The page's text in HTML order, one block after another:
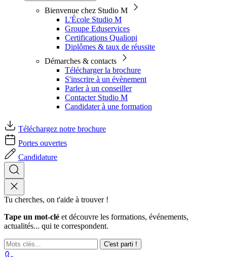
Bienvenue chez Studio M
L'École Studio M
Groupe Eduservices
Certifications Qualiopi
Diplômes & taux de réussite
Démarches & contacts
Télécharger la brochure
S'inscrire à un évènement
Parler à un conseiller
Contacter Studio M
Candidater à une formation
Téléchargez notre brochure
Portes ouvertes
Candidature
Tu cherches, on t'aide à trouver !
Tape un mot-clé et découvre les formations, événements,
actualités... qui te correspondent.
C'est parti !